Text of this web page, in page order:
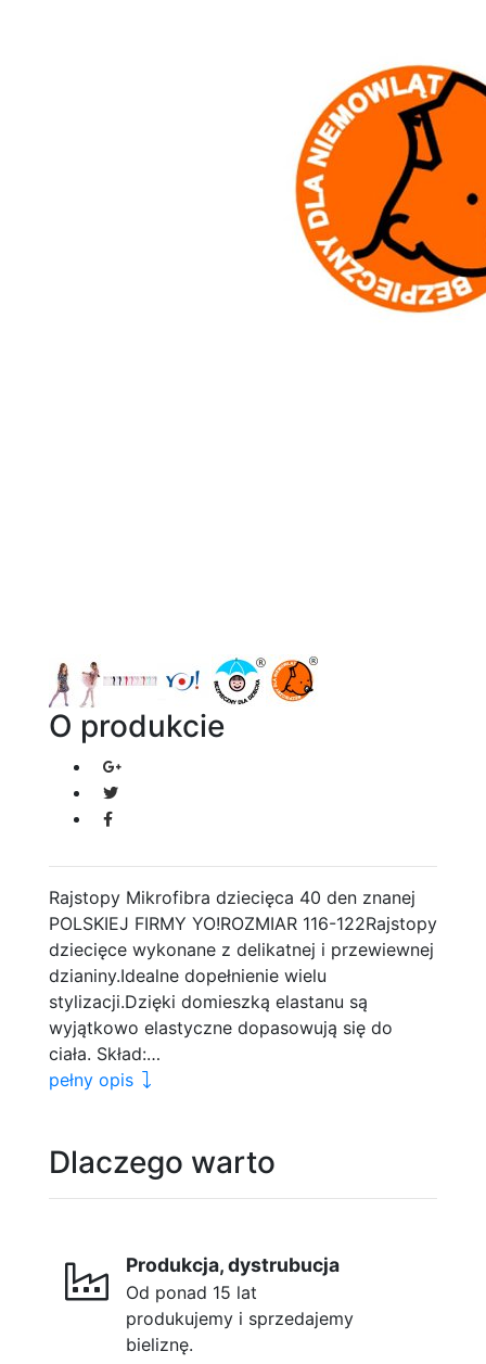
O produkcie
Rajstopy Mikrofibra dziecięca 40 den znanej
POLSKIEJ FIRMY YO!ROZMIAR 116-122Rajstopy
dziecięce wykonane z delikatnej i przewiewnej
dzianiny.Idealne dopełnienie wielu
stylizacji.Dzięki domieszką elastanu są
wyjątkowo elastyczne dopasowują się do
ciała. Skład:…
pełny opis
Dlaczego warto
Produkcja, dystrubucja
Od ponad 15 lat
produkujemy i sprzedajemy
bieliznę.